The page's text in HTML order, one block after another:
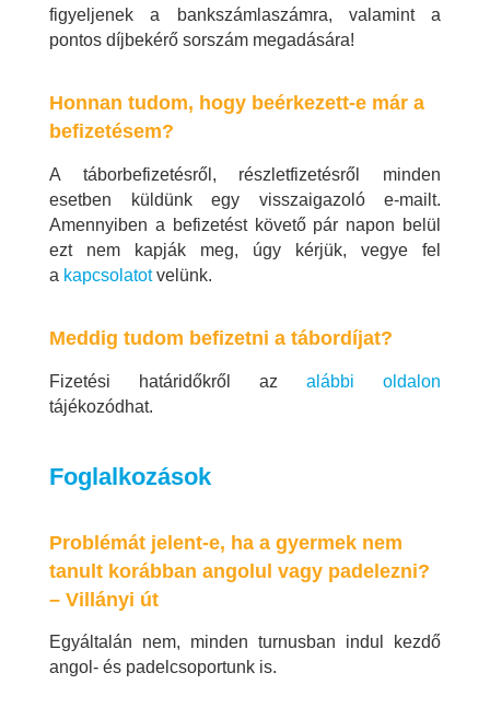
figyeljenek a bankszámlaszámra, valamint a
pontos díjbekérő sorszám megadására!
Honnan tudom, hogy beérkezett-e már a
befizetésem?
A táborbefizetésről, részletfizetésről minden
esetben küldünk egy visszaigazoló e-mailt.
Amennyiben a befizetést követő pár napon belül
ezt nem kapják meg, úgy kérjük, vegye fel
a kapcsolatotvelünk.
Meddig tudom befizetni a tábordíjat?
Fizetési határidőkről az alábbi oldalon
tájékozódhat.
Foglalkozások
Problémát jelent-e, ha a gyermek nem
tanult korábban angolul vagy padelezni?
– Villányi út
Egyáltalán nem, minden turnusban indul kezdő
angol- és padelcsoportunk is.